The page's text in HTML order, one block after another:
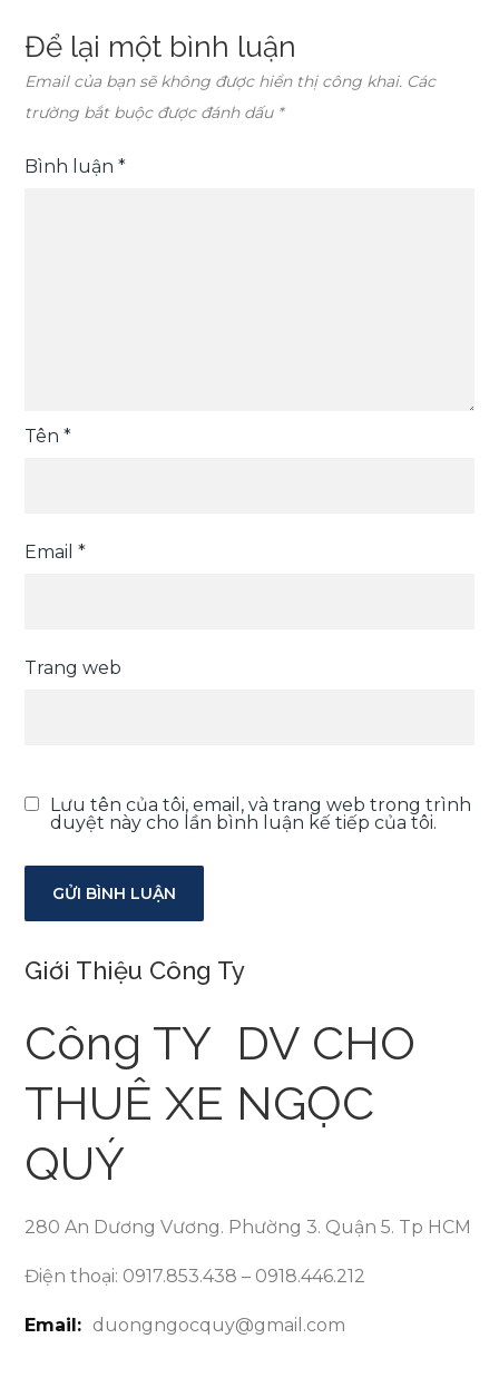
Để lại một bình luận
Email của bạn sẽ không được hiển thị công khai. Các
trường bắt buộc được đánh dấu *
Bình luận*
Tên*
Email*
Trang web
Lưu tên của tôi, email, và trang web trong trình
duyệt này cho lần bình luận kế tiếp của tôi.
Giới Thiệu Công Ty
Công TY DV CHO
THUÊ XE NGỌC
QUÝ
280 An Dương Vương. Phường 3. Quận 5. Tp HCM
Điện thoại: 0917.853.438 – 0918.446.212
Email: duongngocquy@gmail.com